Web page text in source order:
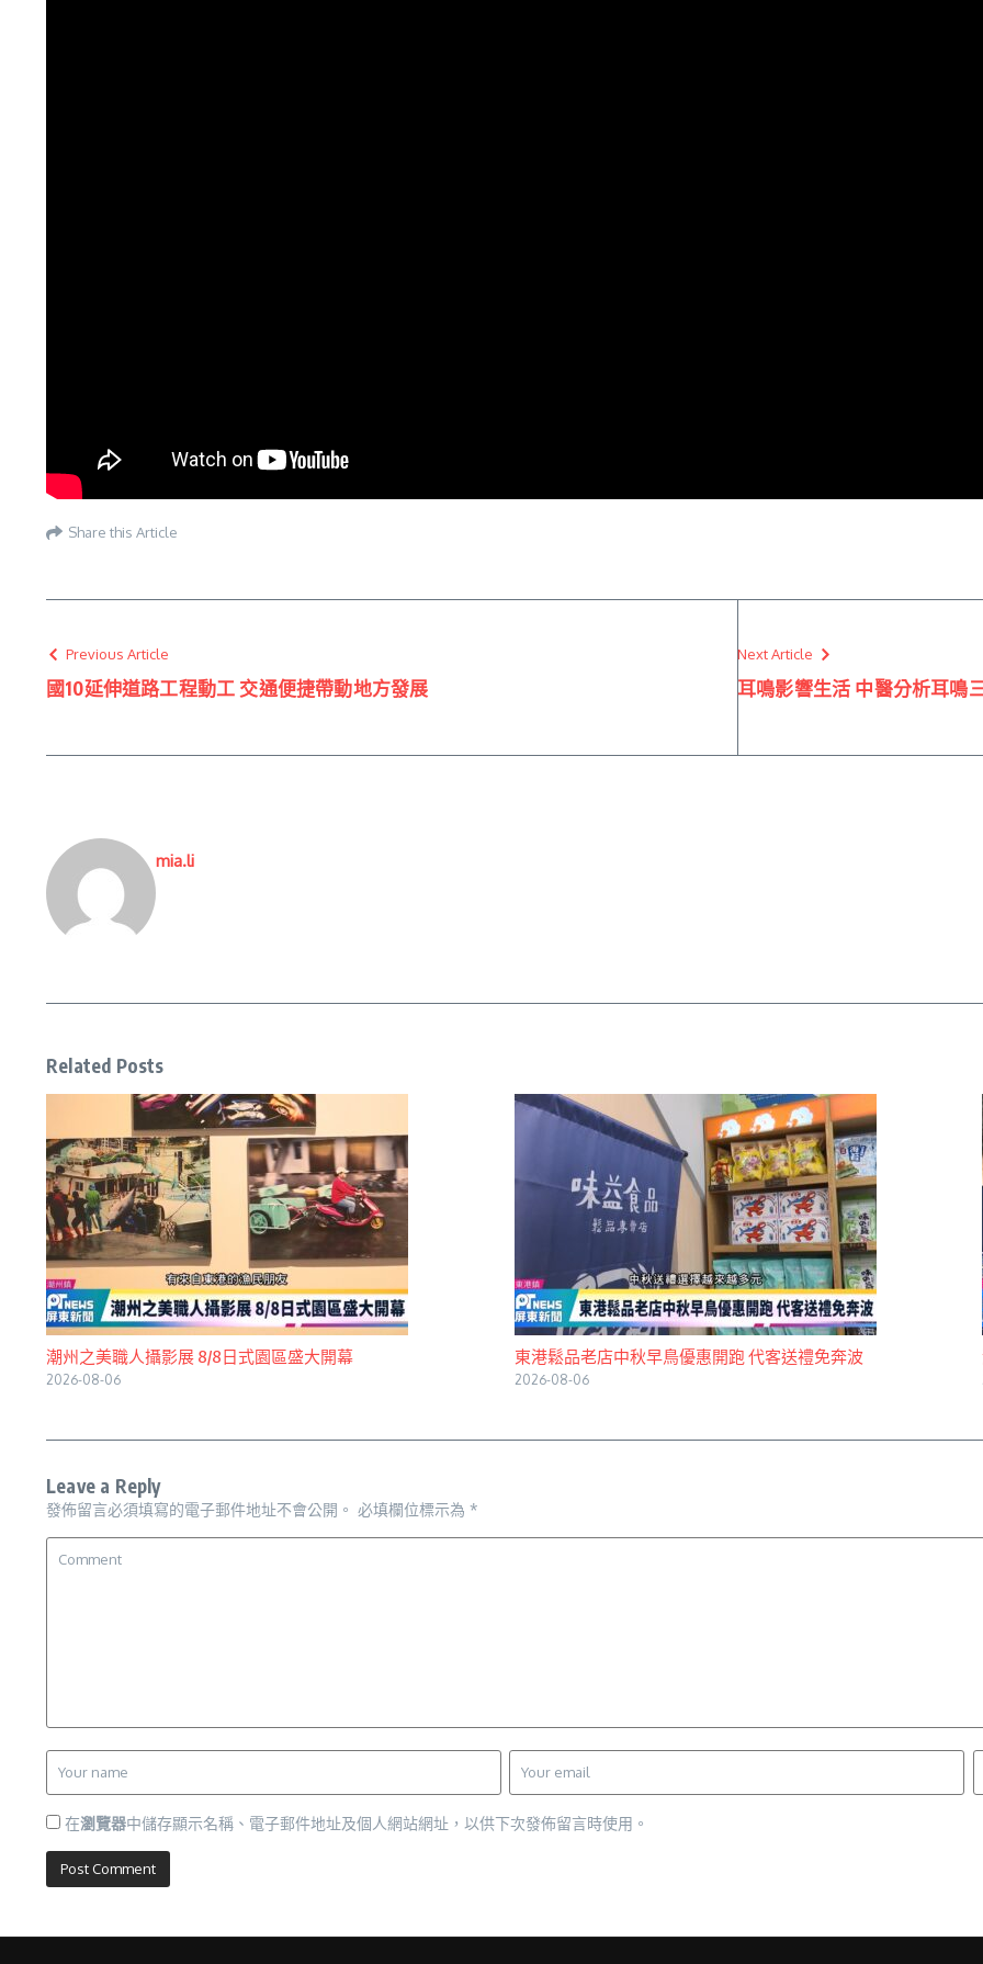
Share this Article
Previous Article
國10延伸道路工程動工 交通便捷帶動地方發展
Next Article
耳鳴影響生活 中醫分析耳鳴
mia.li
Related Posts
潮州之美職人攝影展 8/8日式園區盛大開幕
2026-08-06
東港鬆品老店中秋早鳥優惠開跑 代客送禮免奔波
2026-08-06
Leave a Reply
發佈留言必須填寫的電子郵件地址不會公開。 必填欄位標示為 *
在瀏覽器中儲存顯示名稱、電子郵件地址及個人網站網址，以供下次發佈留言時使用。